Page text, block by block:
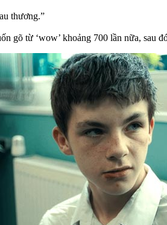
thương.”
gõ từ ‘wow’ khoảng 700 lần nữa, sau